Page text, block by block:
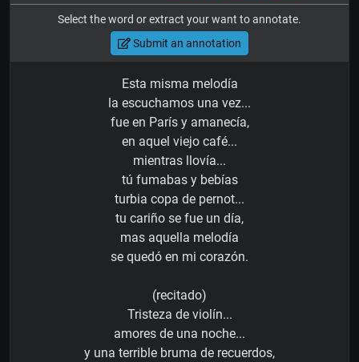
Select the word or extract your want to annotate.
Submit an annotation
Esta misma melodía
la escuchamos una vez...
fue en París y amanecía,
en aquel viejo café...
mientras llovía...
tú fumabas y bebías
turbia copa de pernot...
tu cariño se fue un día,
mas aquella melodía
se quedó en mi corazón.
(recitado)
Tristeza de violín...
amores de una noche...
y una terrible bruma de recuerdos,